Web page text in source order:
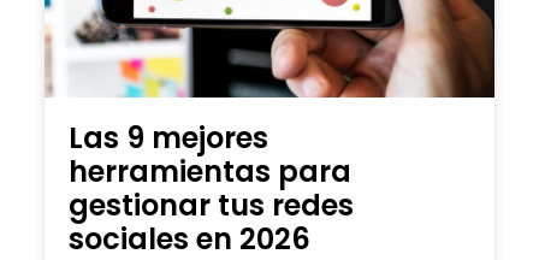
Las 9 mejores
herramientas para
gestionar tus redes
sociales en 2026